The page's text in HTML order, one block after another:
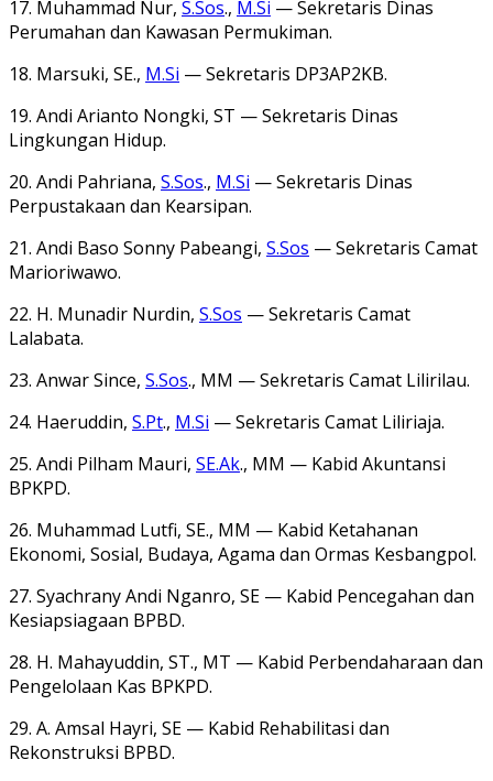
17. Muhammad Nur, S.Sos., M.Si — Sekretaris Dinas
Perumahan dan Kawasan Permukiman.
18. Marsuki, SE., M.Si — Sekretaris DP3AP2KB.
19. Andi Arianto Nongki, ST — Sekretaris Dinas
Lingkungan Hidup.
20. Andi Pahriana, S.Sos., M.Si — Sekretaris Dinas
Perpustakaan dan Kearsipan.
21. Andi Baso Sonny Pabeangi, S.Sos — Sekretaris Camat
Marioriwawo.
22. H. Munadir Nurdin, S.Sos — Sekretaris Camat
Lalabata.
23. Anwar Since, S.Sos., MM — Sekretaris Camat Lilirilau.
24. Haeruddin, S.Pt., M.Si — Sekretaris Camat Liliriaja.
25. Andi Pilham Mauri, SE.Ak., MM — Kabid Akuntansi
BPKPD.
26. Muhammad Lutfi, SE., MM — Kabid Ketahanan
Ekonomi, Sosial, Budaya, Agama dan Ormas Kesbangpol.
27. Syachrany Andi Nganro, SE — Kabid Pencegahan dan
Kesiapsiagaan BPBD.
28. H. Mahayuddin, ST., MT — Kabid Perbendaharaan dan
Pengelolaan Kas BPKPD.
29. A. Amsal Hayri, SE — Kabid Rehabilitasi dan
Rekonstruksi BPBD.